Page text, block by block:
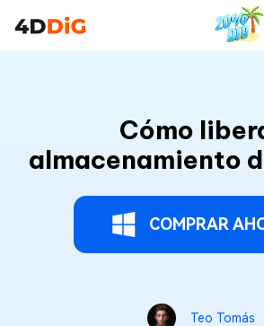
Cómo
almacenamiento
COMPRAR
Teo Tomás